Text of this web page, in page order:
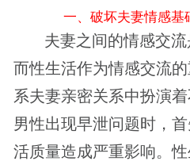
一、破坏夫妻情感基
夫妻之间的情感交
而性生活作为情感交流
系夫妻亲密关系中扮演
男性出现早泄问题时，
活质量造成严重影响。